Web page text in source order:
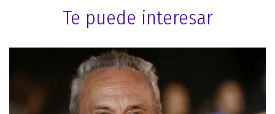
Te puede interesar